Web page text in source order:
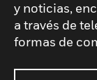
y noticias,
a través de
formas de